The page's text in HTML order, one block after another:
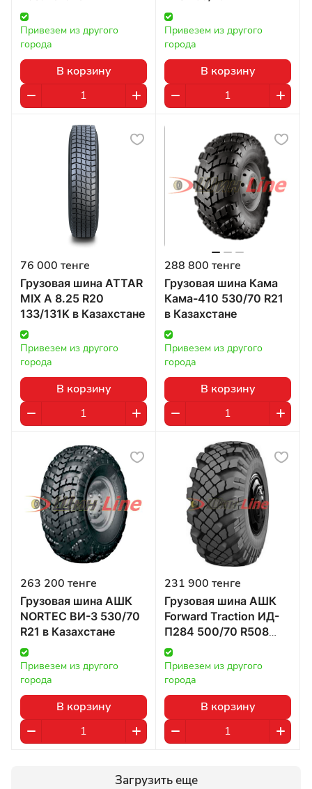
Привезем из другого
города
В корзину
Казахстане
Привезем из другого
города
В корзину
76 000 тенге
Грузовая шина ATTAR
MIX A 8.25 R20
133/131K в Казахстане
Привезем из другого
города
В корзину
288 800 тенге
Грузовая шина Кама
Кама-410 530/70 R21
в Казахстане
Привезем из другого
города
В корзину
263 200 тенге
Грузовая шина АШК
NORTEC ВИ-3 530/70
R21 в Казахстане
Привезем из другого
города
В корзину
231 900 тенге
Грузовая шина АШК
Forward Traction ИД-
П284 500/70 R508
Привезем из другого
города
В корзину
Загрузить еще